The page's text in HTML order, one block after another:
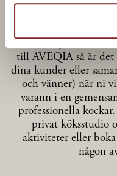
kommer lyckas med
till AVEQIA så är
dina kunder eller
och vänner) när ni
varann i en
professionella
privat köksstudio
aktiviteter eller
någon